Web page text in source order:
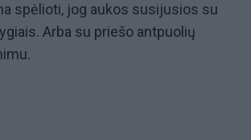
spėlioti, jog aukos susijusios su
Arba su priešo antpuolių